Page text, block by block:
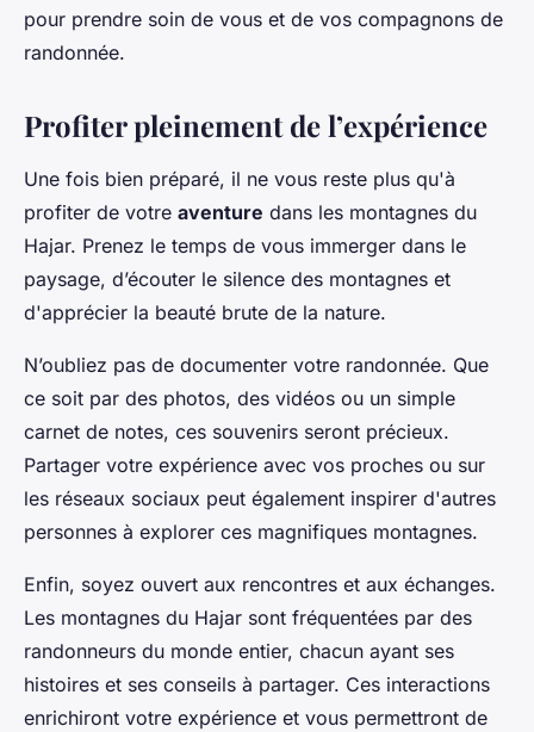
pour prendre soin de vous et de vos compagnons de
randonnée.
Profiter pleinement de l’expérience
Une fois bien préparé, il ne vous reste plus qu'à
profiter de votre aventure dans les montagnes du
Hajar. Prenez le temps de vous immerger dans le
paysage, d’écouter le silence des montagnes et
d'apprécier la beauté brute de la nature.
N’oubliez pas de documenter votre randonnée. Que
ce soit par des photos, des vidéos ou un simple
carnet de notes, ces souvenirs seront précieux.
Partager votre expérience avec vos proches ou sur
les réseaux sociaux peut également inspirer d'autres
personnes à explorer ces magnifiques montagnes.
Enfin, soyez ouvert aux rencontres et aux échanges.
Les montagnes du Hajar sont fréquentées par des
randonneurs du monde entier, chacun ayant ses
histoires et ses conseils à partager. Ces interactions
enrichiront votre expérience et vous permettront de